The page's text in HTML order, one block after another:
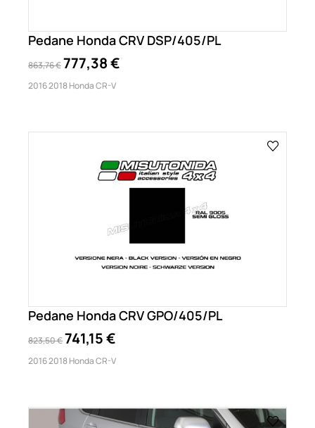
Pedane Honda CRV DSP/405/PL
863,76 €777,38 €
2016 2018 Honda CR-V
Pedane Honda CRV GPO/405/PL
823,50 €741,15 €
2016 2018 Honda CR-V